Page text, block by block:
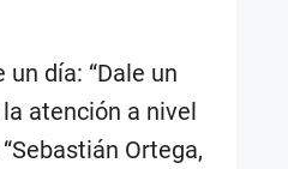
día: “Dale un
atención a nivel
Ortega,